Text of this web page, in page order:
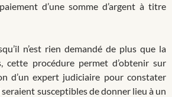
d’une somme d’argent à titre
n’est rien demandé de plus que la
cette procédure permet d’obtenir sur
d’un expert judiciaire pour constater
susceptibles de donner lieu à un